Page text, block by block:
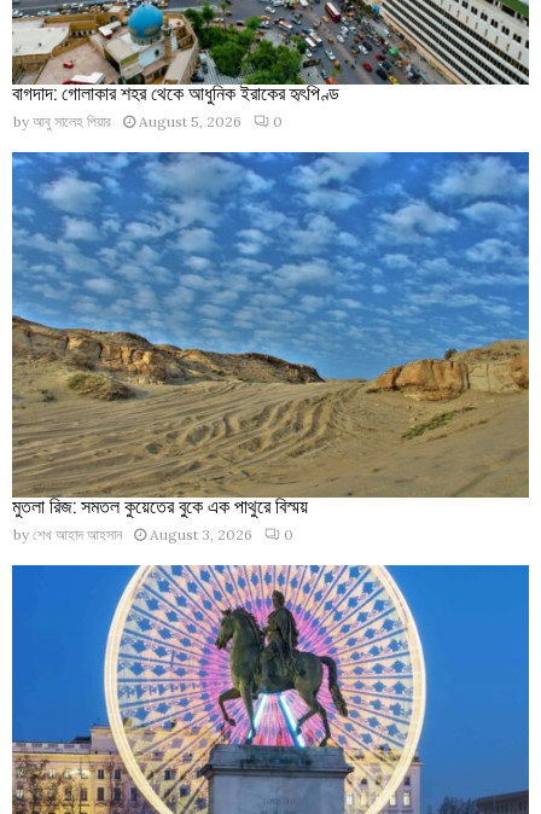
বাগদাদ: গোলাকার শহর থেকে আধুনিক ইরাকের হৃৎপিণ্ড
by আবু সালেহ পিয়ার August 5, 2026 0
মুতলা রিজ: সমতল কুয়েতের বুকে এক পাথুরে বিস্ময়
by শেখ আহাদ আহসান August 3, 2026 0